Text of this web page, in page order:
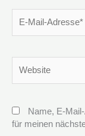
Mail-
Name, E-
für meinen